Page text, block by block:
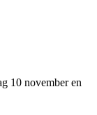
10 november en